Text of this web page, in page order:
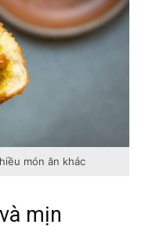
món ăn khác
mịn